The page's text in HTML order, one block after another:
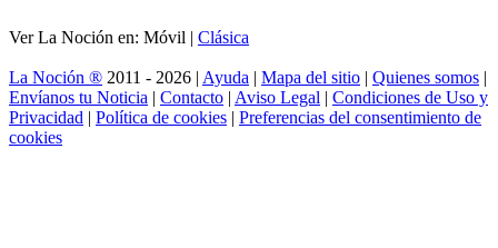
Ver La Noción en: Móvil | Clásica
La Noción ® 2011 - 2026 | Ayuda | Mapa del sitio | Quienes somos |
Envíanos tu Noticia | Contacto | Aviso Legal | Condiciones de Uso y
Privacidad | Política de cookies | Preferencias del consentimiento de
cookies